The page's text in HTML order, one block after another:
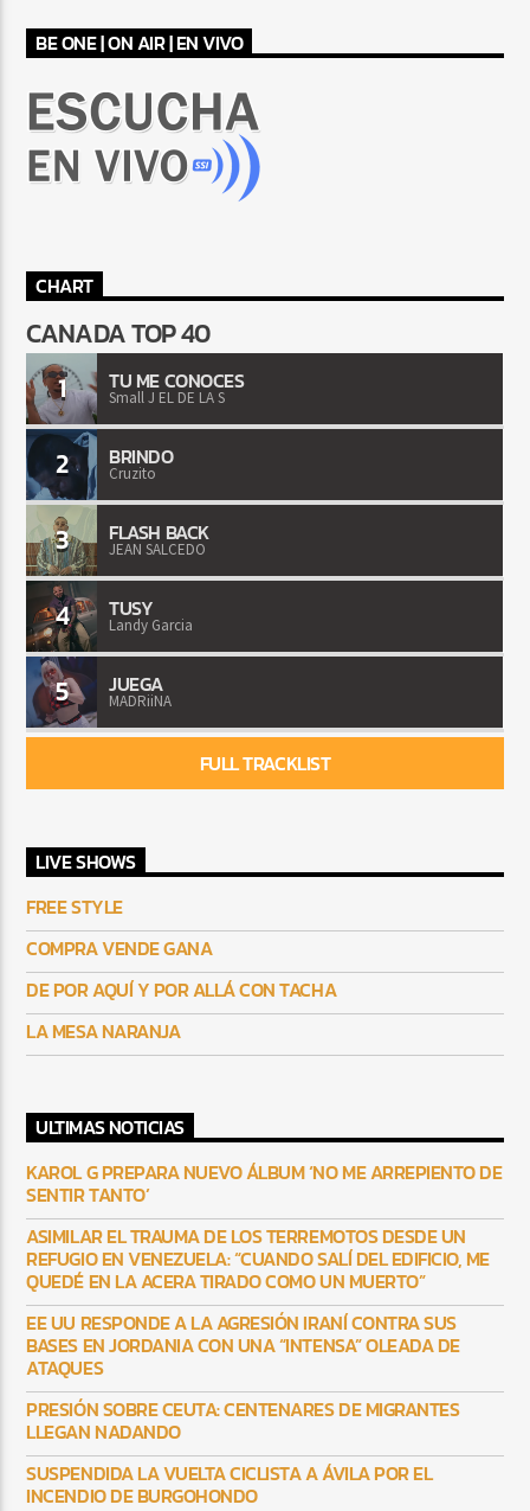
BE ONE | ON AIR | EN VIVO
CHART
CANADA TOP 40
1 TU ME CONOCES
Small J EL DE LA S
2 BRINDO
Cruzito
3 FLASH BACK
JEAN SALCEDO
4 TUSY
Landy Garcia
5 JUEGA
MADRiiNA
FULL TRACKLIST
LIVE SHOWS
FREE STYLE
COMPRA VENDE GANA
DE POR AQUÍ Y POR ALLÁ CON TACHA
LA MESA NARANJA
ULTIMAS NOTICIAS
KAROL G PREPARA NUEVO ÁLBUM ‘NO ME ARREPIENTO DE
SENTIR TANTO’
ASIMILAR EL TRAUMA DE LOS TERREMOTOS DESDE UN
REFUGIO EN VENEZUELA: “CUANDO SALÍ DEL EDIFICIO, ME
QUEDÉ EN LA ACERA TIRADO COMO UN MUERTO”
EE UU RESPONDE A LA AGRESIÓN IRANÍ CONTRA SUS
BASES EN JORDANIA CON UNA “INTENSA” OLEADA DE
ATAQUES
PRESIÓN SOBRE CEUTA: CENTENARES DE MIGRANTES
LLEGAN NADANDO
SUSPENDIDA LA VUELTA CICLISTA A ÁVILA POR EL
INCENDIO DE BURGOHONDO